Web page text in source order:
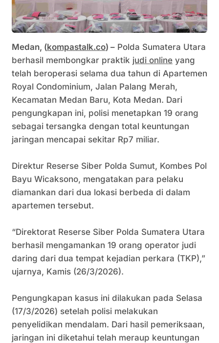
‎Medan, (kompastalk.co) – Polda Sumatera Utara
berhasil membongkar praktik judi online yang
telah beroperasi selama dua tahun di Apartemen
Royal Condominium, Jalan Palang Merah,
Kecamatan Medan Baru, Kota Medan. Dari
pengungkapan ini, polisi menetapkan 19 orang
sebagai tersangka dengan total keuntungan
jaringan mencapai sekitar Rp7 miliar.
‎Direktur Reserse Siber Polda Sumut, Kombes Pol
Bayu Wicaksono, mengatakan para pelaku
diamankan dari dua lokasi berbeda di dalam
apartemen tersebut.
‎“Direktorat Reserse Siber Polda Sumatera Utara
berhasil mengamankan 19 orang operator judi
daring dari dua tempat kejadian perkara (TKP),”
ujarnya, Kamis (26/3/2026).
‎Pengungkapan kasus ini dilakukan pada Selasa
(17/3/2026) setelah polisi melakukan
penyelidikan mendalam. Dari hasil pemeriksaan,
jaringan ini diketahui telah meraup keuntungan